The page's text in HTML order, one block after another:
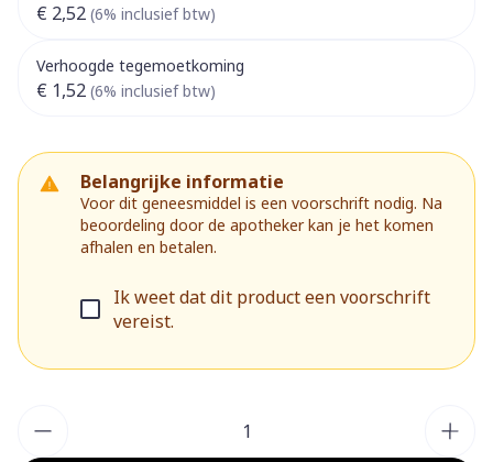
€ 2,52 (6% inclusief btw)
Verhoogde tegemoetkoming
€ 1,52 (6% inclusief btw)
Belangrijke informatie
Voor dit geneesmiddel is een voorschrift nodig. Na
beoordeling door de apotheker kan je het komen
afhalen en betalen.
Ik weet dat dit product een voorschrift
vereist.